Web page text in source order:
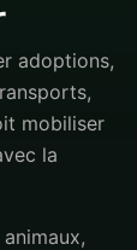
adoptions,
mobiliser
la